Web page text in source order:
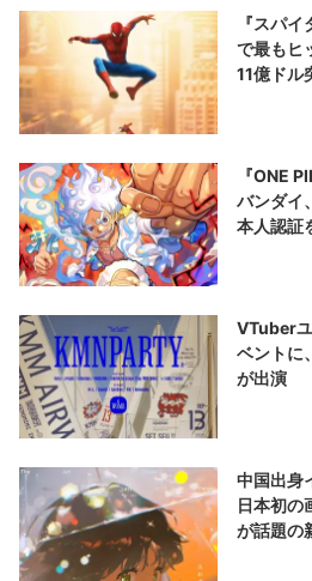
『スパ
で最もヒ
11億ドル
『ONE
バンダイ
本人認証
VTuber
ベントに
が出演
中国出身
日本初
が話題の